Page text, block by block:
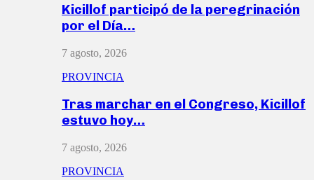
Kicillof participó de la peregrinación
por el Día…
7 agosto, 2026
PROVINCIA
Tras marchar en el Congreso, Kicillof
estuvo hoy…
7 agosto, 2026
PROVINCIA